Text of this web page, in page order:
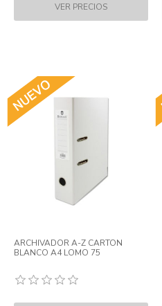
ARCHIVADOR A-Z CARTON
BLANCO A4 LOMO 75